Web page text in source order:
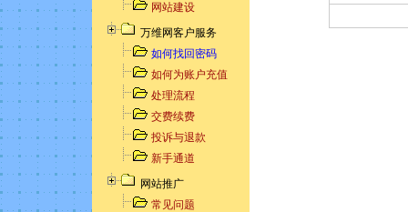
网站建设
万维网客户服务
如何找回密码
如何为账户充值
处理流程
交费续费
投诉与退款
新手通道
网站推广
常见问题